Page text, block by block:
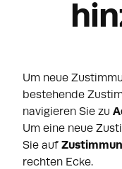
Um neue
bestehende
navigieren Sie zu
Um eine neue
Sie auf
rechten Ecke.